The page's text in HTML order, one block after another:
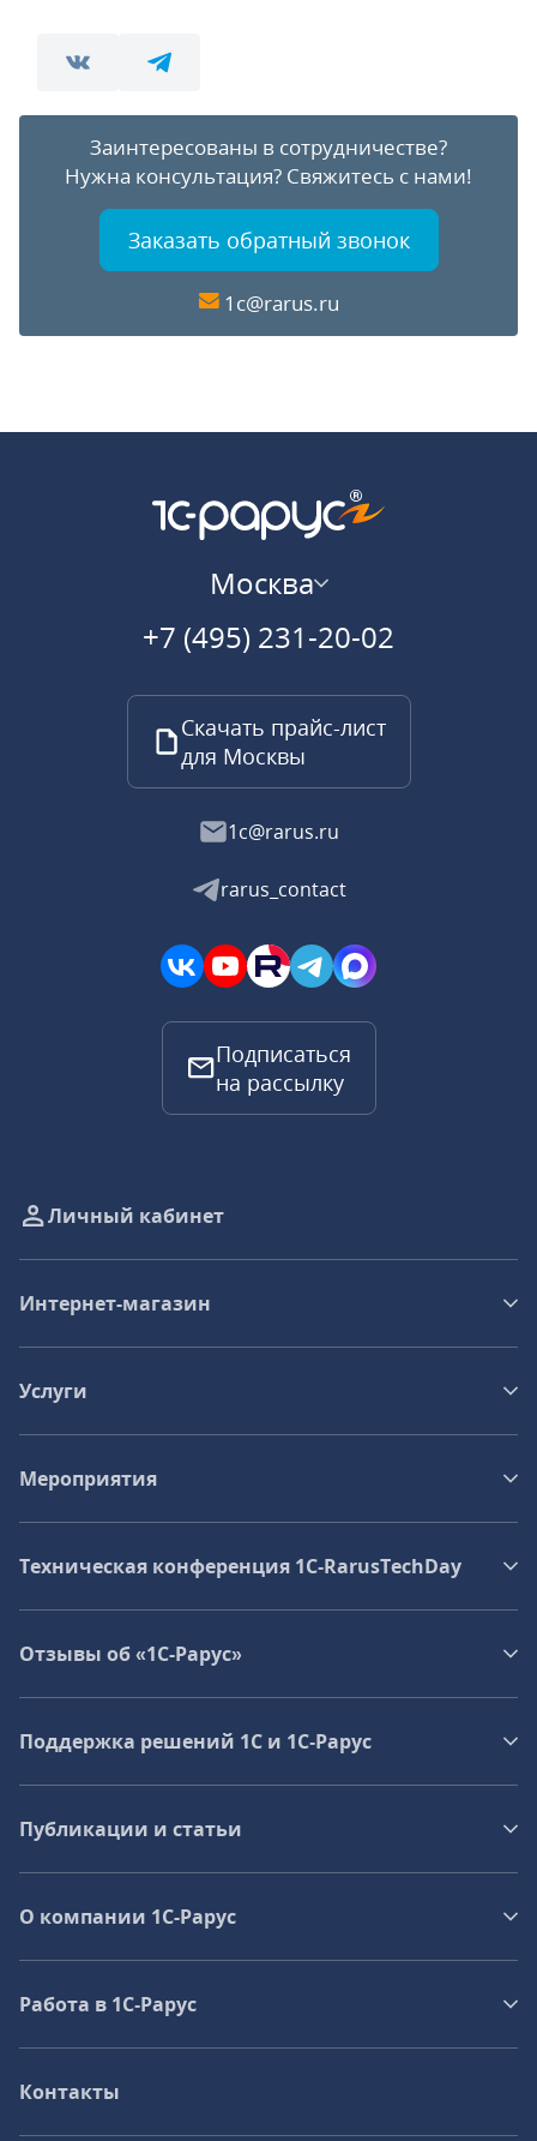
Заинтересованы в сотрудничестве?
Нужна консультация? Свяжитесь с нами!
Заказать обратный звонок
1c@rarus.ru
Москва
+7 (495) 231-20-02
Скачать прайс-лист
для Москвы
1c@rarus.ru
rarus_contact
Подписаться
на рассылку
Личный кабинет
Интернет-магазин
Услуги
Мероприятия
Техническая конференция 1C‑RarusTechDay
Отзывы об «1С-Рарус»
Поддержка решений 1С и 1С‑Рарус
Публикации и статьи
О компании 1C-Рарус
Работа в 1С‑Рарус
Контакты